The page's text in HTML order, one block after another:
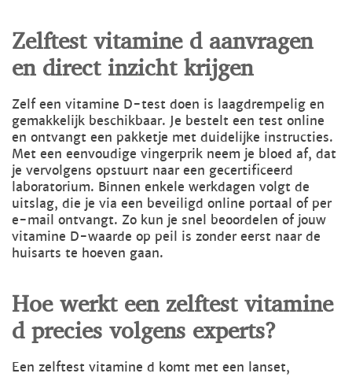
Zelftest vitamine d aanvragen
en direct inzicht krijgen
Zelf een vitamine D-test doen is laagdrempelig en
gemakkelijk beschikbaar. Je bestelt een test online
en ontvangt een pakketje met duidelijke instructies.
Met een eenvoudige vingerprik neem je bloed af, dat
je vervolgens opstuurt naar een gecertificeerd
laboratorium. Binnen enkele werkdagen volgt de
uitslag, die je via een beveiligd online portaal of per
e-mail ontvangt. Zo kun je snel beoordelen of jouw
vitamine D-waarde op peil is zonder eerst naar de
huisarts te hoeven gaan.
Hoe werkt een zelftest vitamine
d precies volgens experts?
Een zelftest vitamine d komt met een lanset,